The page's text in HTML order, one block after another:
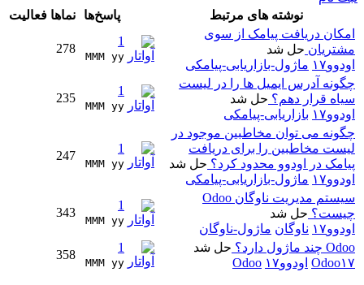
نوشته های مرتبط
پاسخ‌ها نماها فعالیت
امکان دریافت پیامک از سوی
مشتریان حل شد
اودوو۱۷
ماژول-بازاریابی-پیامکی
1
MMM yy
278
چگونه آدرس ایمیل ها را در لیست
سیاه قرار دهم؟ حل شد
اودوو۱۷
بازاریابی-پیامکی
1
MMM yy
235
چگونه می توان مخاطبین موجود در
لیست مخاطبین را برای دریافت
پیامک در اودوو محدود کرد؟ حل شد
اودوو۱۷
ماژول-بازاریابی-پیامکی
1
MMM yy
247
سیستم مدیریت ناوگان Odoo
چیست؟ حل شد
اودوو۱۷
ناوگان ماژول-ناوگان
1
MMM yy
343
Odoo چند ماژول دارد؟
حل شد
Odoo۱۷ اودوو۱۷ Odoo
1
MMM yy
358